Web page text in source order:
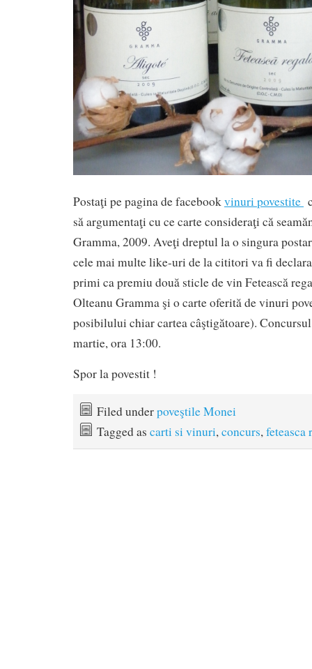
Postaţi pe pagina de facebookvinuri povestite
să argumentaţi cu ce carte consideraţi că
Gramma, 2009. Aveţi dreptul la o singura
cele mai multe like-uri de la cititori va fi
primi ca premiu două sticle de vin Fetească
Olteanu Gramma şi o carte oferită de vinuri
posibilului chiar cartea câştigătoare).
martie, ora 13:00.
Spor la povestit !
Filed underpoveştile Monei
Tagged as carti si vinuri,concurs,feteasca